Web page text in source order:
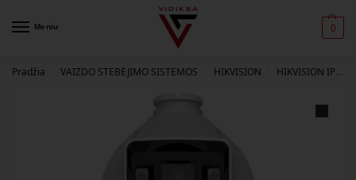
Meniu 0
Pradžia VAIZDO STEBĖJIMO SISTEMOS HIKVISION HIKVISION IP KAMEROS